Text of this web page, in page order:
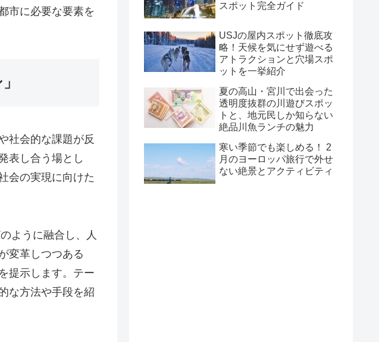
市に必要な要素を
社会的な課題が反
表し合う場とし
会の実現に向けた
ように融合し、人
変革しつつある
提示します。テー
な方法や手段を紹
スポット完全ガイド
USJの屋内スポット徹底攻
略！天候を気にせず遊べる
アトラクションと穴場スポ
ットを一挙紹介
夏の高山・宮川で出会った
透明度抜群の川遊びスポッ
トと、地元民しか知らない
絶品川魚ランチの魅力
寒い季節でも楽しめる！ 2
月のヨーロッパ旅行で外せ
ない絶景とアクティビティ